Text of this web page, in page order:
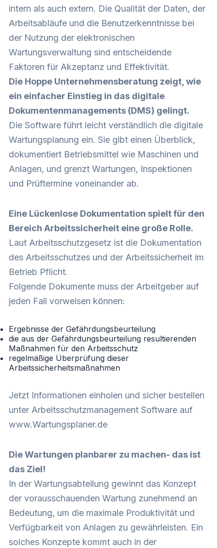
intern als auch extern. Die Qualität der Daten, der
Arbeitsabläufe und die Benutzerkenntnisse bei
der Nutzung der elektronischen
Wartungsverwaltung sind entscheidende
Faktoren für Akzeptanz und Effektivität.
Die Hoppe Unternehmensberatung zeigt, wie
ein einfacher Einstieg in das digitale
Dokumentenmanagements (DMS) gelingt.
Die Software führt leicht verständlich die digitale
Wartungsplanung ein. Sie gibt einen Überblick,
dokumentiert Betriebsmittel wie Maschinen und
Anlagen, und grenzt Wartungen, Inspektionen
und Prüftermine voneinander ab.
Eine Lückenlose Dokumentation spielt für den
Bereich Arbeitssicherheit eine große Rolle.
Laut Arbeitsschutzgesetz ist die Dokumentation
des Arbeitsschutzes und der Arbeitssicherheit im
Betrieb Pflicht.
Folgende Dokumente muss der Arbeitgeber auf
jeden Fall vorweisen können:
Ergebnisse der Gefährdungsbeurteilung
die aus der Gefährdungsbeurteilung resultierenden
Maßnahmen für den Arbeitsschutz
regelmäßige Überprüfung dieser
Arbeitssicherheitsmaßnahmen
Jetzt Informationen einholen und sicher bestellen
unter Arbeitsschutzmanagement Software auf
www.Wartungsplaner.de
Die Wartungen planbarer zu machen- das ist
das Ziel!
In der Wartungsabteilung gewinnt das Konzept
der vorausschauenden Wartung zunehmend an
Bedeutung, um die maximale Produktivität und
Verfügbarkeit von Anlagen zu gewährleisten. Ein
solches Konzepte kommt auch in der